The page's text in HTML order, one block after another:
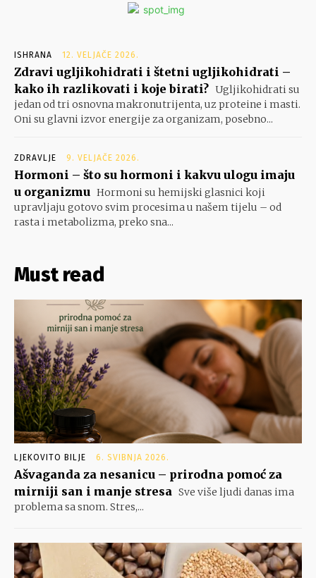
ISHRANA 12. VELJAČE 2026.
Zdravi ugljikohidrati i štetni ugljikohidrati –
kako ih razlikovati i koje birati? Ugljikohidrati su
jedan od tri osnovna makronutrijenta, uz proteine i masti.
Oni su glavni izvor energije za organizam, posebno...
ZDRAVLJE 9. VELJAČE 2026.
Hormoni – što su hormoni i kakvu ulogu imaju
u organizmu Hormoni su hemijski glasnici koji
upravljaju gotovo svim procesima u našem tijelu – od
rasta i metabolizma, preko sna...
Must read
LJEKOVITO BILJE 6. SVIBNJA 2026.
Ašvaganda za nesanicu – prirodna pomoć za
mirniji san i manje stresa Sve više ljudi danas ima
problema sa snom. Stres,...